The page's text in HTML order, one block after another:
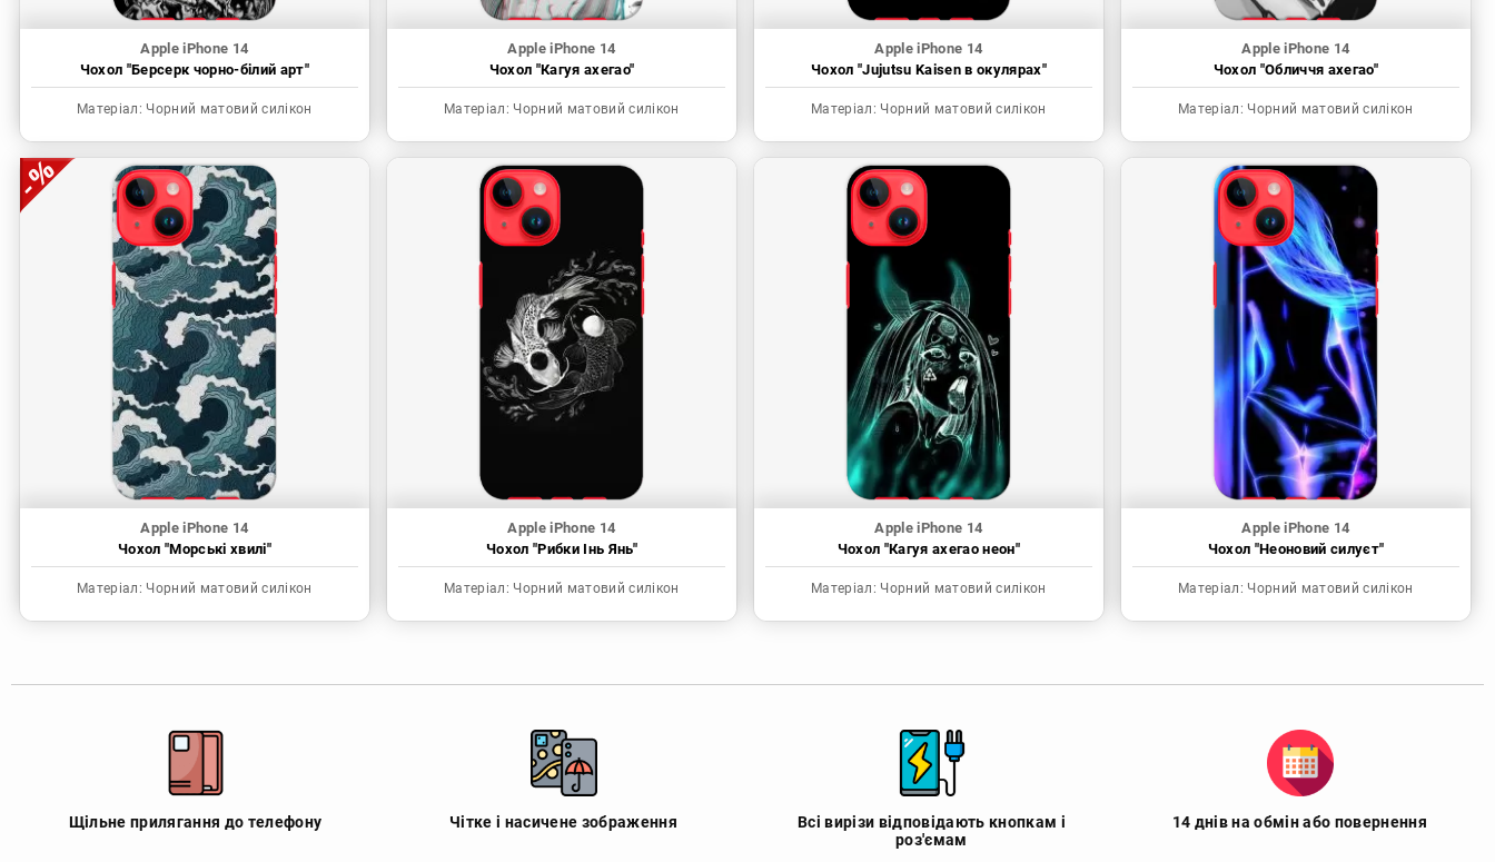
Apple iPhone 14
Чохол "Берсерк чорно-білий арт"
Матеріал: Чорний матовий силікон
Apple iPhone 14
Чохол "Кагуя ахегао"
Матеріал: Чорний матовий силікон
Apple iPhone 14
Чохол "Jujutsu Kaisen в окулярах"
Матеріал: Чорний матовий силікон
Apple iPhone 14
Чохол "Обличчя ахегао"
Матеріал: Чорний матовий силікон
Apple iPhone 14
Чохол "Морські хвилі"
Матеріал: Чорний матовий силікон
Apple iPhone 14
Чохол "Рибки Інь Янь"
Матеріал: Чорний матовий силікон
Apple iPhone 14
Чохол "Кагуя ахегао неон"
Матеріал: Чорний матовий силікон
Apple iPhone 14
Чохол "Неоновий силуєт"
Матеріал: Чорний матовий силікон
Щільне прилягання до телефону Чітке і насичене зображення
Всі вирізи відповідають кнопкам і
роз'ємам
14 днів на обмін або повернення